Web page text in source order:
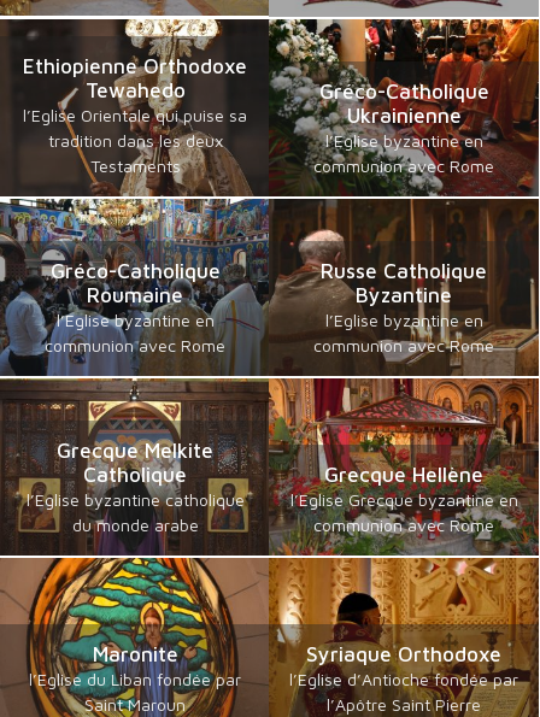
Ethiopienne Orthodoxe
Tewahedo
l’Eglise Orientale qui puise sa
tradition dans les deux
Testaments
Gréco-Catholique
Ukrainienne
l’Eglise byzantine en
communion avec Rome
Gréco-Catholique
Roumaine
l’Eglise byzantine en
communion avec Rome
Russe Catholique
Byzantine
l’Eglise byzantine en
communion avec Rome
Grecque Melkite
Catholique
l’Eglise byzantine catholique
du monde arabe
Grecque Hellène
l’Eglise Grecque byzantine en
communion avec Rome
Maronite
l’Eglise du Liban fondée par
Saint Maroun
Syriaque Orthodoxe
l’Eglise d’Antioche fondée par
l’Apôtre Saint Pierre